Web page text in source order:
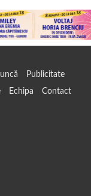
Publicitate
Echipa Contact